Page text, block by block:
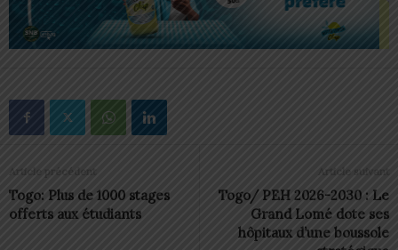
Article précédent
Togo: Plus de 1000 stages
offerts aux étudiants
Article suivant
Togo/ PEH 2026-2030 : Le
Grand Lomé dote ses
hôpitaux d’une boussole